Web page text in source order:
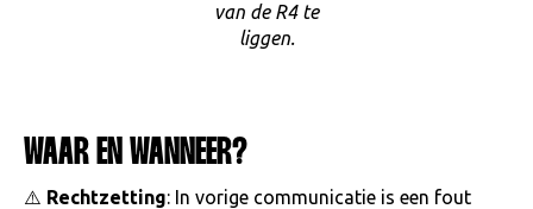
van de R4 te
liggen.
WAAR EN WANNEER?
⚠️ Rechtzetting: In vorige communicatie is een fout